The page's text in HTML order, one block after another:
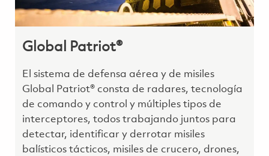
Global Patriot®
El sistema de defensa aérea y de misiles
Global Patriot® consta de radares, tecnología
de comando y control y múltiples tipos de
interceptores, todos trabajando juntos para
detectar, identificar y derrotar misiles
balísticos tácticos, misiles de crucero, drones,